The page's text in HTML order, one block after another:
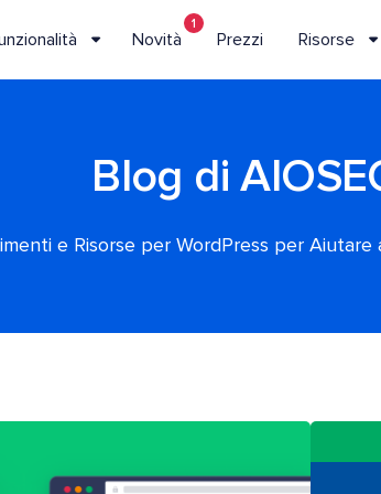
Novità
1
Prezzi Risorse
Blog di
e Risorse per WordPress per